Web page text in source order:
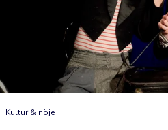
Kultur & nöje